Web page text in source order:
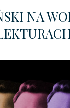
NA